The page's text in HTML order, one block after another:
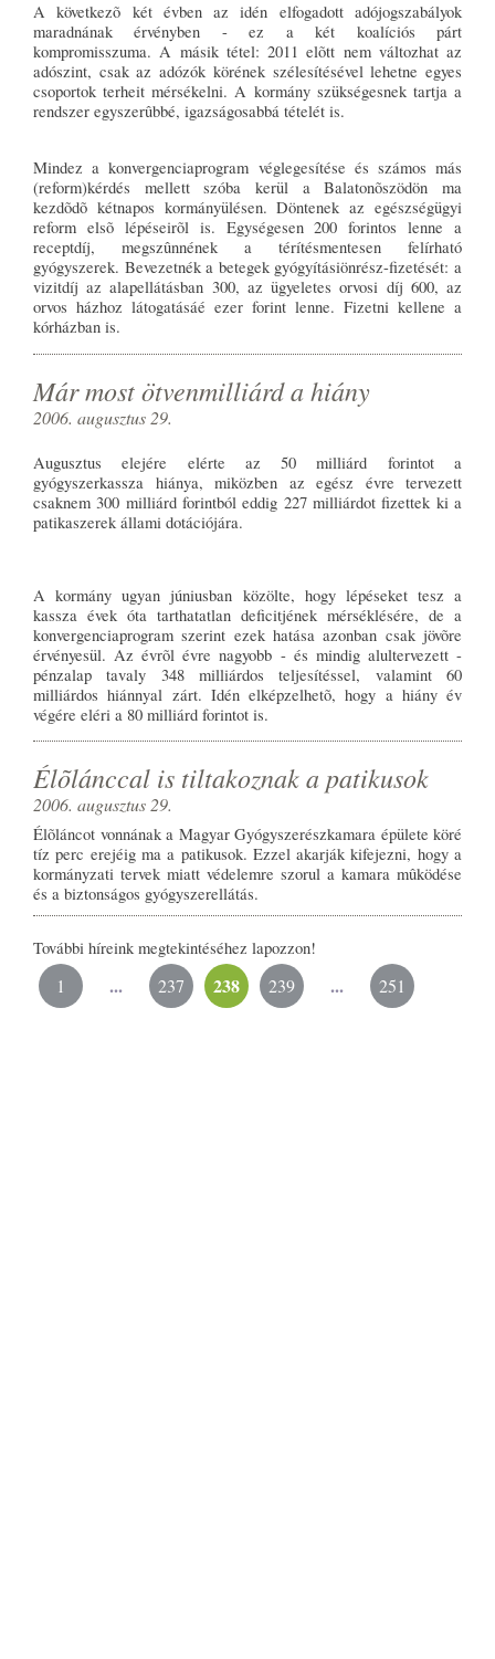
A következõ két évben az idén elfogadott adójogszabályok
maradnának érvényben - ez a két koalíciós párt
kompromisszuma. A másik tétel: 2011 elõtt nem változhat az
adószint, csak az adózók körének szélesítésével lehetne egyes
csoportok terheit mérsékelni. A kormány szükségesnek tartja a
rendszer egyszerûbbé, igazságosabbá tételét is.
Mindez a konvergenciaprogram véglegesítése és számos más
(reform)kérdés mellett szóba kerül a Balatonõszödön ma
kezdõdõ kétnapos kormányülésen. Döntenek az egészségügyi
reform elsõ lépéseirõl is. Egységesen 200 forintos lenne a
receptdíj, megszûnnének a térítésmentesen felírható
gyógyszerek. Bevezetnék a betegek gyógyításiönrész-fizetését: a
vizitdíj az alapellátásban 300, az ügyeletes orvosi díj 600, az
orvos házhoz látogatásáé ezer forint lenne. Fizetni kellene a
kórházban is.
Már most ötvenmilliárd a hiány
2006. augusztus 29.
Augusztus elejére elérte az 50 milliárd forintot a
gyógyszerkassza hiánya, miközben az egész évre tervezett
csaknem 300 milliárd forintból eddig 227 milliárdot fizettek ki a
patikaszerek állami dotációjára.
A kormány ugyan júniusban közölte, hogy lépéseket tesz a
kassza évek óta tarthatatlan deficitjének mérséklésére, de a
konvergenciaprogram szerint ezek hatása azonban csak jövõre
érvényesül. Az évrõl évre nagyobb - és mindig alultervezett -
pénzalap tavaly 348 milliárdos teljesítéssel, valamint 60
milliárdos hiánnyal zárt. Idén elképzelhetõ, hogy a hiány év
végére eléri a 80 milliárd forintot is.
Élõlánccal is tiltakoznak a patikusok
2006. augusztus 29.
Élõláncot vonnának a Magyar Gyógyszerészkamara épülete köré
tíz perc erejéig ma a patikusok. Ezzel akarják kifejezni, hogy a
kormányzati tervek miatt védelemre szorul a kamara mûködése
és a biztonságos gyógyszerellátás.
További híreink megtekintéséhez lapozzon!
1 ... 237 238 239 ... 251